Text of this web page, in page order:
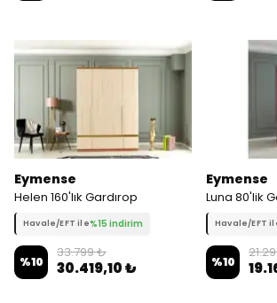
Eymense
Helen 160'lık Gardırop
Havale/EFT ile%15 indirim
%10
33.799 ₺
30.419,10 ₺
Eymense
Luna 80'lik
Havale/EFT
%10